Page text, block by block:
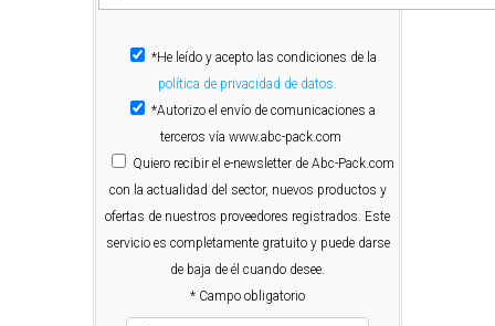
*He leído y acepto las condiciones de la
política de privacidad de datos.
*Autorizo el envío de comunicaciones a
terceros vía www.abc-pack.com
Quiero recibir el e-newsletter de Abc-Pack.com
con la actualidad del sector, nuevos productos y
ofertas de nuestros proveedores registrados. Este
servicio es completamente gratuito y puede darse
de baja de él cuando desee.
* Campo obligatorio